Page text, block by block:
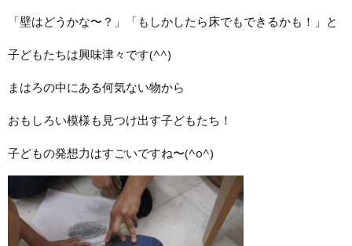
「壁はどうかな〜？」「もしかしたら床でもできるかも！」と
子どもたちは興味津々です(^^)
まはろの中にある何気ない物から
おもしろい模様も見つけ出す子どもたち！
子どもの発想力はすごいですね〜(^o^)